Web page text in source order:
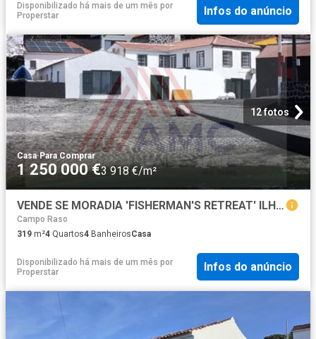
Disponibilizado há mais de um mês por
Properstar
Infos do anúncio
12 fotos
Casa·Para Comprar
1 250 000 €3 918 €/m²
VENDE SE MORADIA 'FISHERMAN'S RETREAT' ILHA DO PICO
Campo Raso
319 m²4 Quartos4 BanheirosCasa
Disponibilizado há mais de um mês por
Properstar
Infos do anúncio